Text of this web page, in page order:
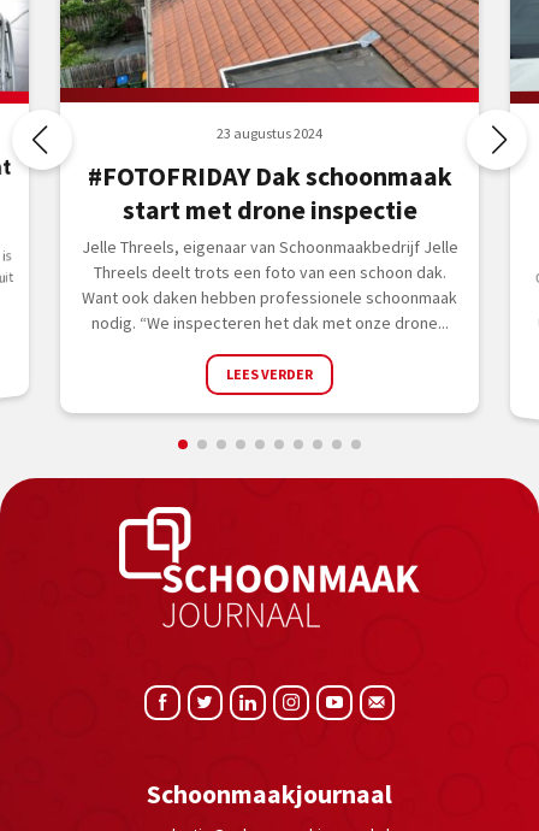
23 augustus 2024
#FOTOFRIDAY Dak schoonmaak
start met drone inspectie
Jelle Threels, eigenaar van Schoonmaakbedrijf Jelle
Threels deelt trots een foto van een schoon dak.
Want ook daken hebben professionele schoonmaak
nodig. “We inspecteren het dak met onze drone...
LEES VERDER
Schoonmaakjournaal